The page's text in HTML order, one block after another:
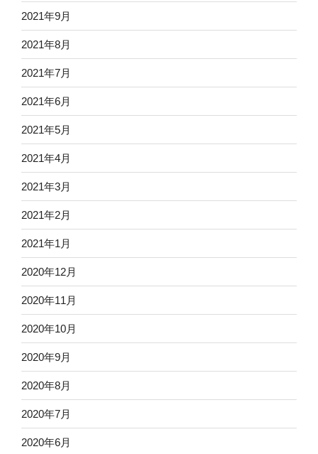
2021年9月
2021年8月
2021年7月
2021年6月
2021年5月
2021年4月
2021年3月
2021年2月
2021年1月
2020年12月
2020年11月
2020年10月
2020年9月
2020年8月
2020年7月
2020年6月